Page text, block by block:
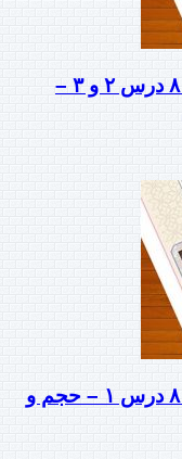
فیلم آموزشی ریاضی پایه نهم فصل ۸ درس ۲ و ۳ –
فیلم آموزشی ریاضی پایه نهم فصل ۸ درس ۱ – حجم و